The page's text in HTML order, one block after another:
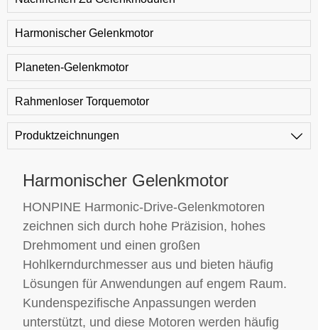
in:Halbleiterausrüstung,Photovoltaikausrüstung,medizinische
Präzisionsgeräte,3C-Ausrüstung,Optische Geräte
Harmonischer Gelenkmotor
Planeten-Gelenkmotor
Rahmenloser Torquemotor
Produktzeichnungen 
Harmonischer Gelenkmotor
HONPINE Harmonic-Drive-Gelenkmotoren
zeichnen sich durch hohe Präzision, hohes
Drehmoment und einen großen
Hohlkerndurchmesser aus und bieten häufig
Lösungen für Anwendungen auf engem Raum.
Kundenspezifische Anpassungen werden
unterstützt, und diese Motoren werden häufig